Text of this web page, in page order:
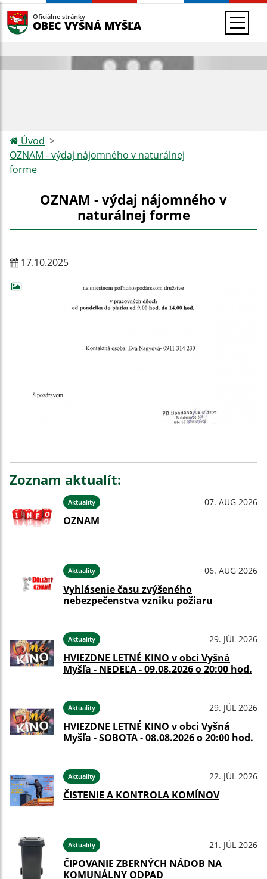
Oficiálne stránky
OBEC VYŠNÁ MYŠĽA
Úvod
OZNAM - výdaj nájomného v naturálnej
forme
OZNAM - výdaj nájomného v
naturálnej forme
17.10.2025
Zoznam aktualít:
Aktuality 07. AUG 2026
OZNAM
Aktuality 06. AUG 2026
Vyhlásenie času zvýšeného
nebezpečenstva vzniku požiaru
Aktuality 29. JÚL 2026
HVIEZDNE LETNÉ KINO v obci Vyšná
Myšľa - NEDEĽA - 09.08.2026 o 20:00 hod.
Aktuality 29. JÚL 2026
HVIEZDNE LETNÉ KINO v obci Vyšná
Myšľa - SOBOTA - 08.08.2026 o 20:00 hod.
Aktuality 22. JÚL 2026
ČISTENIE A KONTROLA KOMÍNOV
Aktuality 21. JÚL 2026
ČIPOVANIE ZBERNÝCH NÁDOB NA
KOMUNÁLNY ODPAD